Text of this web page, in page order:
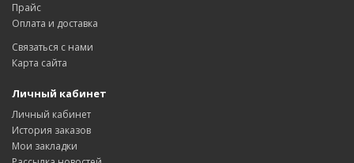
Прайс
Оплата и доставка
Связаться с нами
Карта сайта
Личный кабинет
Личный кабинет
История заказов
Мои закладки